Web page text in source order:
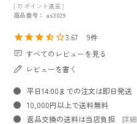
[ 70 ポイント進呈 ]
商品番号
as3029
3.67
9
すべてのレビューを見る
レビューを書く
平日14:00までの注文は即日発送
10,000円以上で送料無料
返品交換の送料は当店負担
詳細